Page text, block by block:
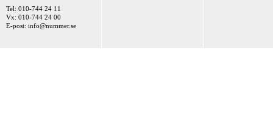
Tel: 010-744 24 11
Vx: 010-744 24 00
E-post: info@nummer.se